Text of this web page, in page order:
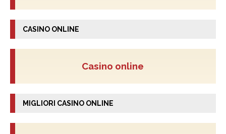
CASINO ONLINE
Casino online
MIGLIORI CASINO ONLINE